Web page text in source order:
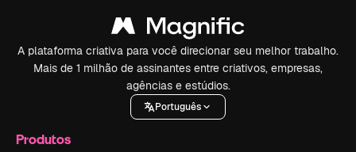
A plataforma criativa para você direcionar seu melhor trabalho.
Mais de 1 milhão de assinantes entre criativos, empresas,
agências e estúdios.
Português
Produtos